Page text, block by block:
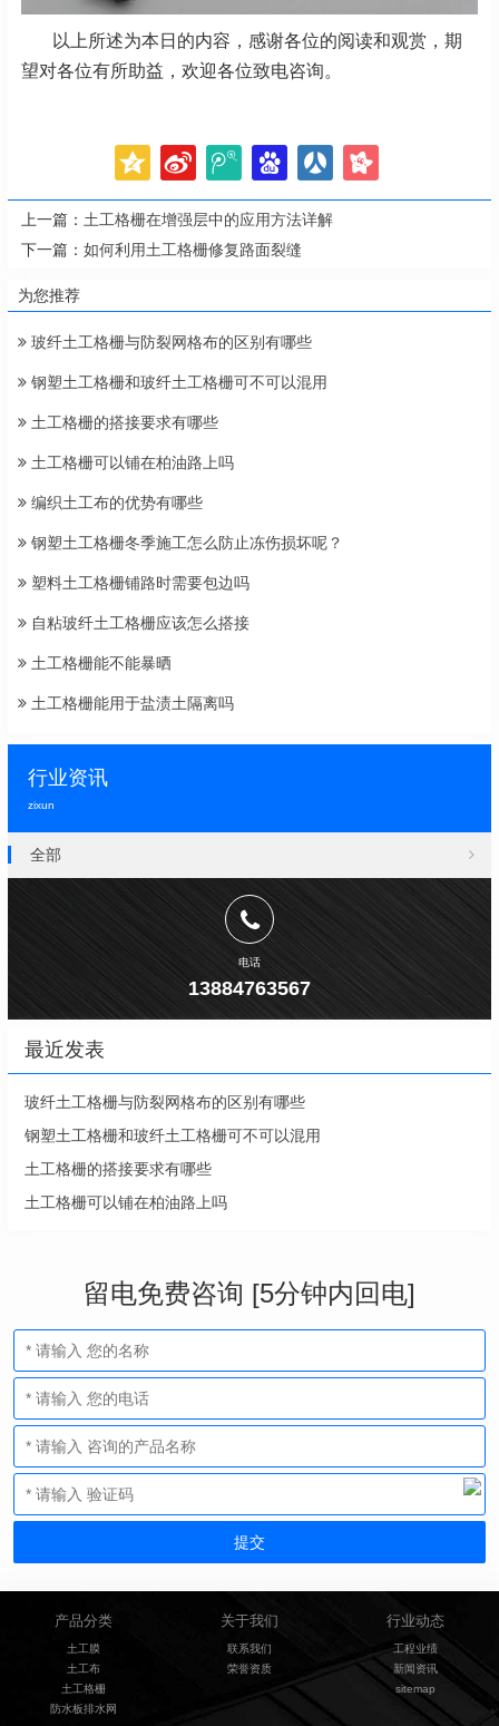
以上所述为本日的内容，感谢各位的阅读和观赏，期
望对各位有所助益，欢迎各位致电咨询。
上一篇： 土工格栅在增强层中的应用方法详解
下一篇： 如何利用土工格栅修复路面裂缝
为您推荐
玻纤土工格栅与防裂网格布的区别有哪些
钢塑土工格栅和玻纤土工格栅可不可以混用
土工格栅的搭接要求有哪些
土工格栅可以铺在柏油路上吗
编织土工布的优势有哪些
钢塑土工格栅冬季施工怎么防止冻伤损坏呢？
塑料土工格栅铺路时需要包边吗
自粘玻纤土工格栅应该怎么搭接
土工格栅能不能暴晒
土工格栅能用于盐渍土隔离吗
行业资讯
zixun
全部
电话
13884763567
最近发表
玻纤土工格栅与防裂网格布的区别有哪些
钢塑土工格栅和玻纤土工格栅可不可以混用
土工格栅的搭接要求有哪些
土工格栅可以铺在柏油路上吗
留电免费咨询 [5分钟内回电]
产品分类
土工膜
土工布
土工格栅
防水板排水网
关于我们
联系我们
荣誉资质
行业动态
工程业绩
新闻资讯
sitemap